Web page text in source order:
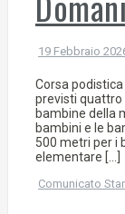
19 Febbraio
Corsa
previsti quattro
bambine della
bambini e le
500 metri per i
elementare […]
Comunicato